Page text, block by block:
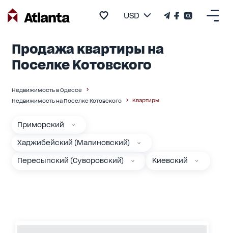
USD
Продажа квартиры на
Поселке Котовского
Недвижимость в Одессе
Недвижимость на Поселке Котовского
Квартиры
Приморский
Хаджибейский (Малиновский)
Пересыпский (Суворовский) Киевский